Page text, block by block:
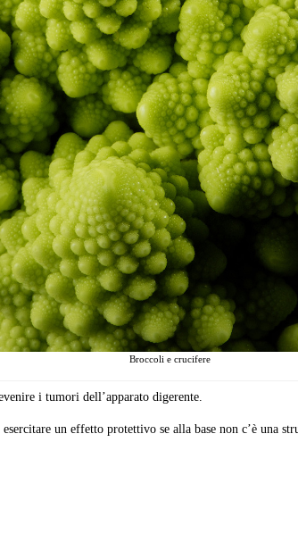
Broccoli e crucifere
i tumori dell’apparato digerente.
un effetto protettivo se alla base non c’è una